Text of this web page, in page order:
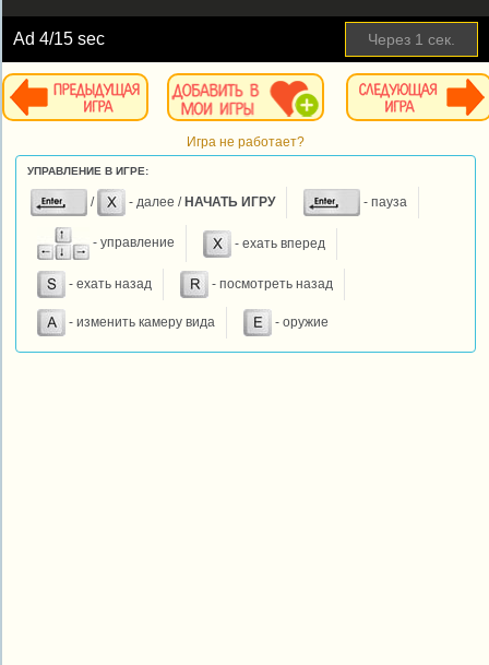
Ad4/15 sec Через 1 сек.
Игра не работает?
УПРАВЛЕНИЕ В ИГРЕ:
/ - далее /НАЧАТЬ ИГРУ - пауза
- управление - ехать вперед
- ехать назад - посмотреть назад
- изменить камеру вида - оружие